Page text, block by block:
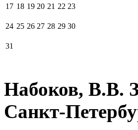
17 18 19 20 21 22 23
24 25 26 27 28 29 30
31
Набоков, В.В.
Санкт-